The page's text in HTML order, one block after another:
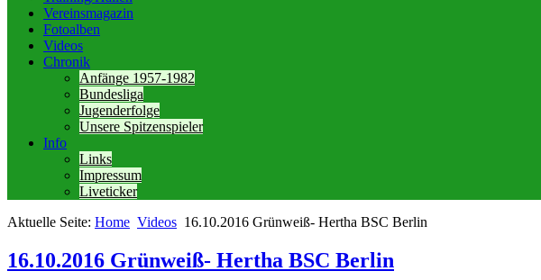
Vereinsmagazin
Fotoalben
Videos
Chronik
Anfänge 1957-1982
Bundesliga
Jugenderfolge
Unsere Spitzenspieler
Info
Links
Impressum
Liveticker
Aktuelle Seite: Home Videos 16.10.2016 Grünweiß- Hertha BSC Berlin
16.10.2016 Grünweiß- Hertha BSC Berlin